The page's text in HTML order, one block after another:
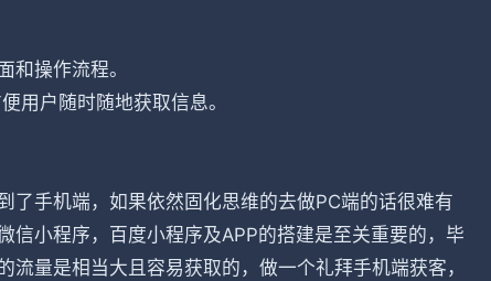
和操作流程。
用户随时随地获取信息。
了手机端，如果依然固化思维的去做PC端的话很难有
小程序，百度小程序及APP的搭建是至关重要的，毕
量是相当大且容易获取的，做一个礼拜手机端获客，